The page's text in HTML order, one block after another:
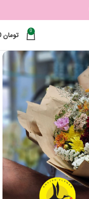
0 تومان0